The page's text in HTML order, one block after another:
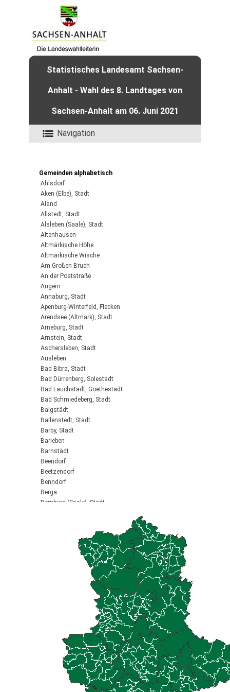
Statistisches Landesamt Sachsen-
Anhalt - Wahl des 8. Landtages von
Sachsen-Anhalt am 06. Juni 2021
Navigation
Gemeinden alphabetisch
Ahlsdorf
Aken (Elbe), Stadt
Aland
Allstedt, Stadt
Alsleben (Saale), Stadt
Altenhausen
Altmärkische Höhe
Altmärkische Wische
Am Großen Bruch
An der Poststraße
Angern
Annaburg, Stadt
Apenburg-Winterfeld, Flecken
Arendsee (Altmark), Stadt
Arneburg, Stadt
Arnstein, Stadt
Aschersleben, Stadt
Ausleben
Bad Bibra, Stadt
Bad Dürrenberg, Solestadt
Bad Lauchstädt, Goethestadt
Bad Schmiedeberg, Stadt
Balgstädt
Ballenstedt, Stadt
Barby, Stadt
Barleben
Barnstädt
Beendorf
Beetzendorf
Benndorf
Berga
Bernburg (Saale), Stadt
Bitterfeld-Wolfen, Stadt
Blankenburg (Harz), Stadt
Brücken-Hackpfüffel
Bülstringen
Burg, Stadt
Burgstall
Calbe (Saale), Stadt